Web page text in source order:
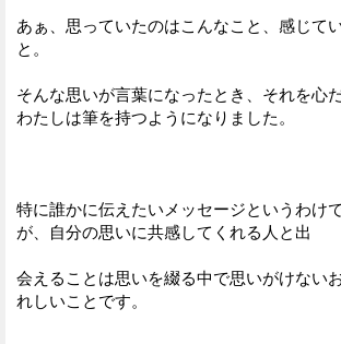
あぁ、思っていたのはこんなこと、感じて
と。
そんな思いが言葉になったとき、それを心
わたしは筆を持つようになりました。
特に誰かに伝えたいメッセージというわけ
が、自分の思いに共感してくれる人と出
会えることは思いを綴る中で思いがけない
れしいことです。